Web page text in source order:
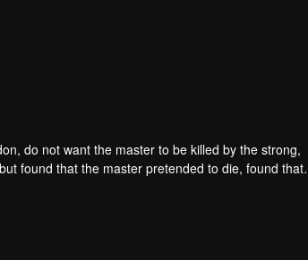
do not want the master to be killed by the strong,
found that the master pretended to die, found that
rose up against the sky, set foot on the road to find